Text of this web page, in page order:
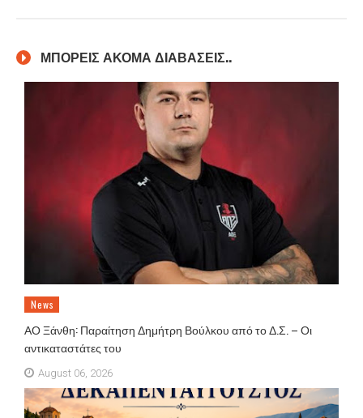
ΜΠΟΡΕΙΣ ΑΚΟΜΑ ΔΙΑΒΑΣΕΙΣ..
News
ΑΟ Ξάνθη: Παραίτηση Δημήτρη Βούλκου από το Δ.Σ. – Οι
αντικαταστάτες του
August 06, 2026